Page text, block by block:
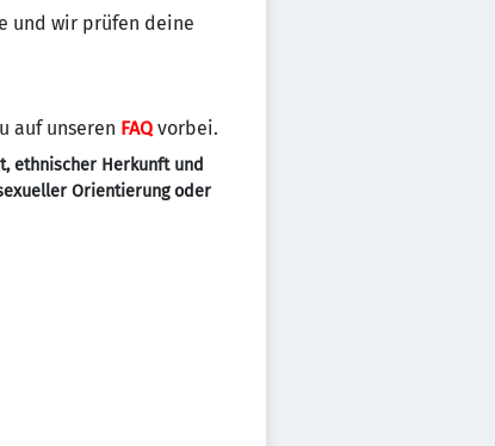
und wir prüfen deine
auf unseren FAQvorbei.
ethnischer Herkunft und
Orientierung oder